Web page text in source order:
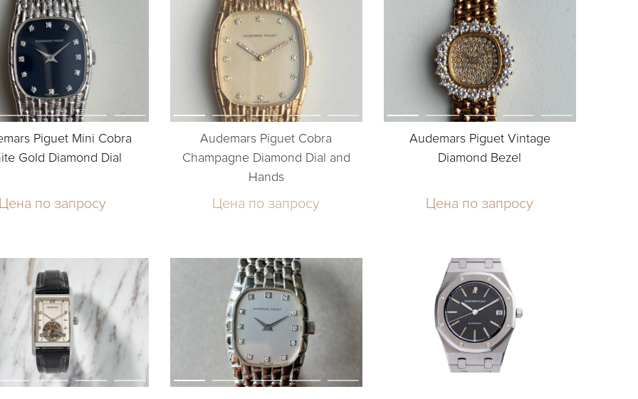
Piguet Mini Cobra
Gold Diamond Dial
по запросу
Audemars Piguet Cobra
Champagne Diamond Dial and
Hands
Цена по запросу
Audemars Piguet Vintage
Diamond Bezel
Цена по запросу